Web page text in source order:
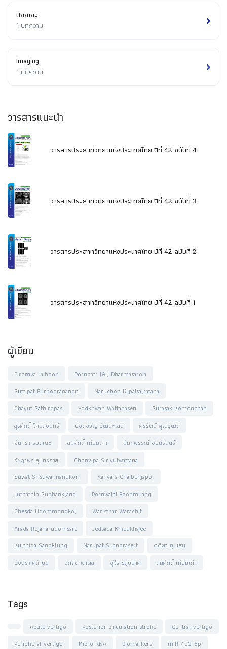
ปกิณกะ
1 บทความ
Imaging
1 บทความ
วารสารแนะนำ
วารสารประสาทวิทยาแห่งประเทศไทย ปีที่ 42 ฉบับที่ 4
วารสารประสาทวิทยาแห่งประเทศไทย ปีที่ 42 ฉบับที่ 3
วารสารประสาทวิทยาแห่งประเทศไทย ปีที่ 42 ฉบับที่ 2
วารสารประสาทวิทยาแห่งประเทศไทย ปีที่ 42 ฉบับที่ 1
ผู้เขียน
Piromya Jaiboon
Pornpatr (A.) Dharmasaroja
Suttipat Eurboorananon
Naruchon Kijpaisalratana
Chayut Sathiropas
Yodkhwan Wattanasen
Surasak Komonchan
สุรศักดิ์ โกมลจันทร์
ยอดขวัญ วัฒนะเสน
ศิริรัตน์ คุณวุฒิดี
จันทิรา รอดเดช
สมศักดิ์ เทียมเก่า
นันทพรรณ์ ชัยนิรันดร์
รัชฎาพร สุนทรภาส
Chonvipa Siriyutwattana
Suwat Srisuwannanukorn
Kanvara Chaibenjapol
Juthathip Suphanklang
Pornwalai Boonmuang
Chesda Udommongkol
Waristhar Warachit
Arada Rojana-udomsart
Jedsada Khieukhajee
Kulthida Sangklung
Narupat Suanprasert
ตติยา ทุมเสน
อัจฉรา คล้ายมี
อภิฤดี พาผล อุไร ขลุ่ยนาค สมศักดิ์ เทียมเก่า
Tags
Acute vertigo Posterior circulation stroke
Central vertigo
Peripheral vertigo
Micro RNA Biomarkers
miR-433-5p